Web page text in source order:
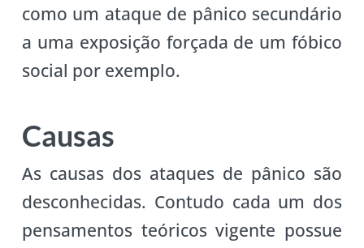
como um ataque de pânico secundário
a uma exposição forçada de um fóbico
social por exemplo.
Causas
As causas dos ataques de pânico são
desconhecidas. Contudo cada um dos
pensamentos teóricos vigente possue